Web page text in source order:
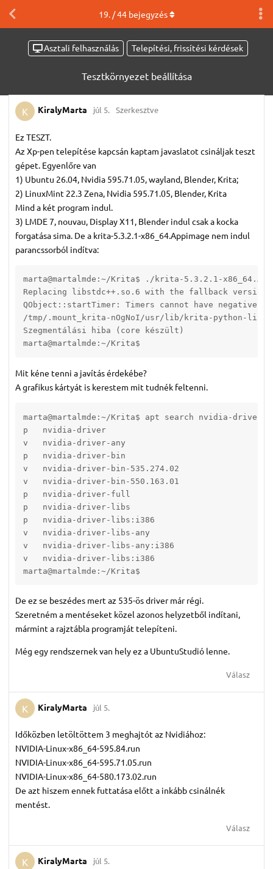
Asztali felhasználás Telepítési, frissítési kérdések
Tesztkörnyezet beállítása
19. /44bejegyzés
K KiralyMarta júl 5. Szerkesztve
Ez TESZT.
Az Xp-pen telepítése kapcsán kaptam javaslatot csináljak teszt
gépet. Egyenlőre van
1) Ubuntu 26.04, Nvidia 595.71.05, wayland, Blender, Krita;
2) LinuxMint 22.3 Zena, Nvidia 595.71.05, Blender, Krita
Mind a két program indul.
3) LMDE 7, nouvau, Display X11, Blender indul csak a kocka
forgatása sima. De a krita-5.3.2.1-x86_64.Appimage nem indul
parancssorból indítva:
marta@martalmde:~/Krita$ ./krita-5.3.2.1-
Replacing libstdc++.so.6 with the fallback
QObject::startTimer: Timers cannot have negative
/tmp/.mount_krita-nOgNoI/usr/lib/krita-python-libs/
Szegmentálási hiba (core készült)
marta@martalmde:~/Krita$
Mit kéne tenni a javítás érdekébe?
A grafikus kártyát is kerestem mit tudnék feltenni.
marta@martalmde:~/Krita$ apt search nvidia-driver
p   nvidia-driver
v   nvidia-driver-
p   nvidia-driver-bin
v   nvidia-driver-
v   nvidia-driver-
p   nvidia-driver-full
p   nvidia-driver-libs
p   nvidia-driver-libs:i386
v   nvidia-driver-
v   nvidia-driver-
v   nvidia-driver-
marta@martalmde:~/Krita$
De ez se beszédes mert az 535-ös driver már régi.
Szeretném a mentéseket közel azonos helyzetből indítani,
mármint a rajztábla programját telepíteni.
Még egy rendszernek van hely ez a UbuntuStudió lenne.
Válasz
K KiralyMarta júl 5.
Időközben letöltöttem 3 meghajtót az Nvidiához:
NVIDIA-Linux-x86_64-595.84.run
NVIDIA-Linux-x86_64-595.71.05.run
NVIDIA-Linux-x86_64-580.173.02.run
De azt hiszem ennek futtatása előtt a inkább csinálnék
mentést.
Válasz
K KiralyMarta júl 5.